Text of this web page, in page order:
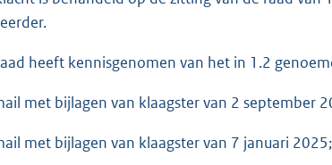
heeft kennisgenomen van het in 1.2
met bijlagen van klaagster van 2 september
met bijlagen van klaagster van 7 januari 2025;